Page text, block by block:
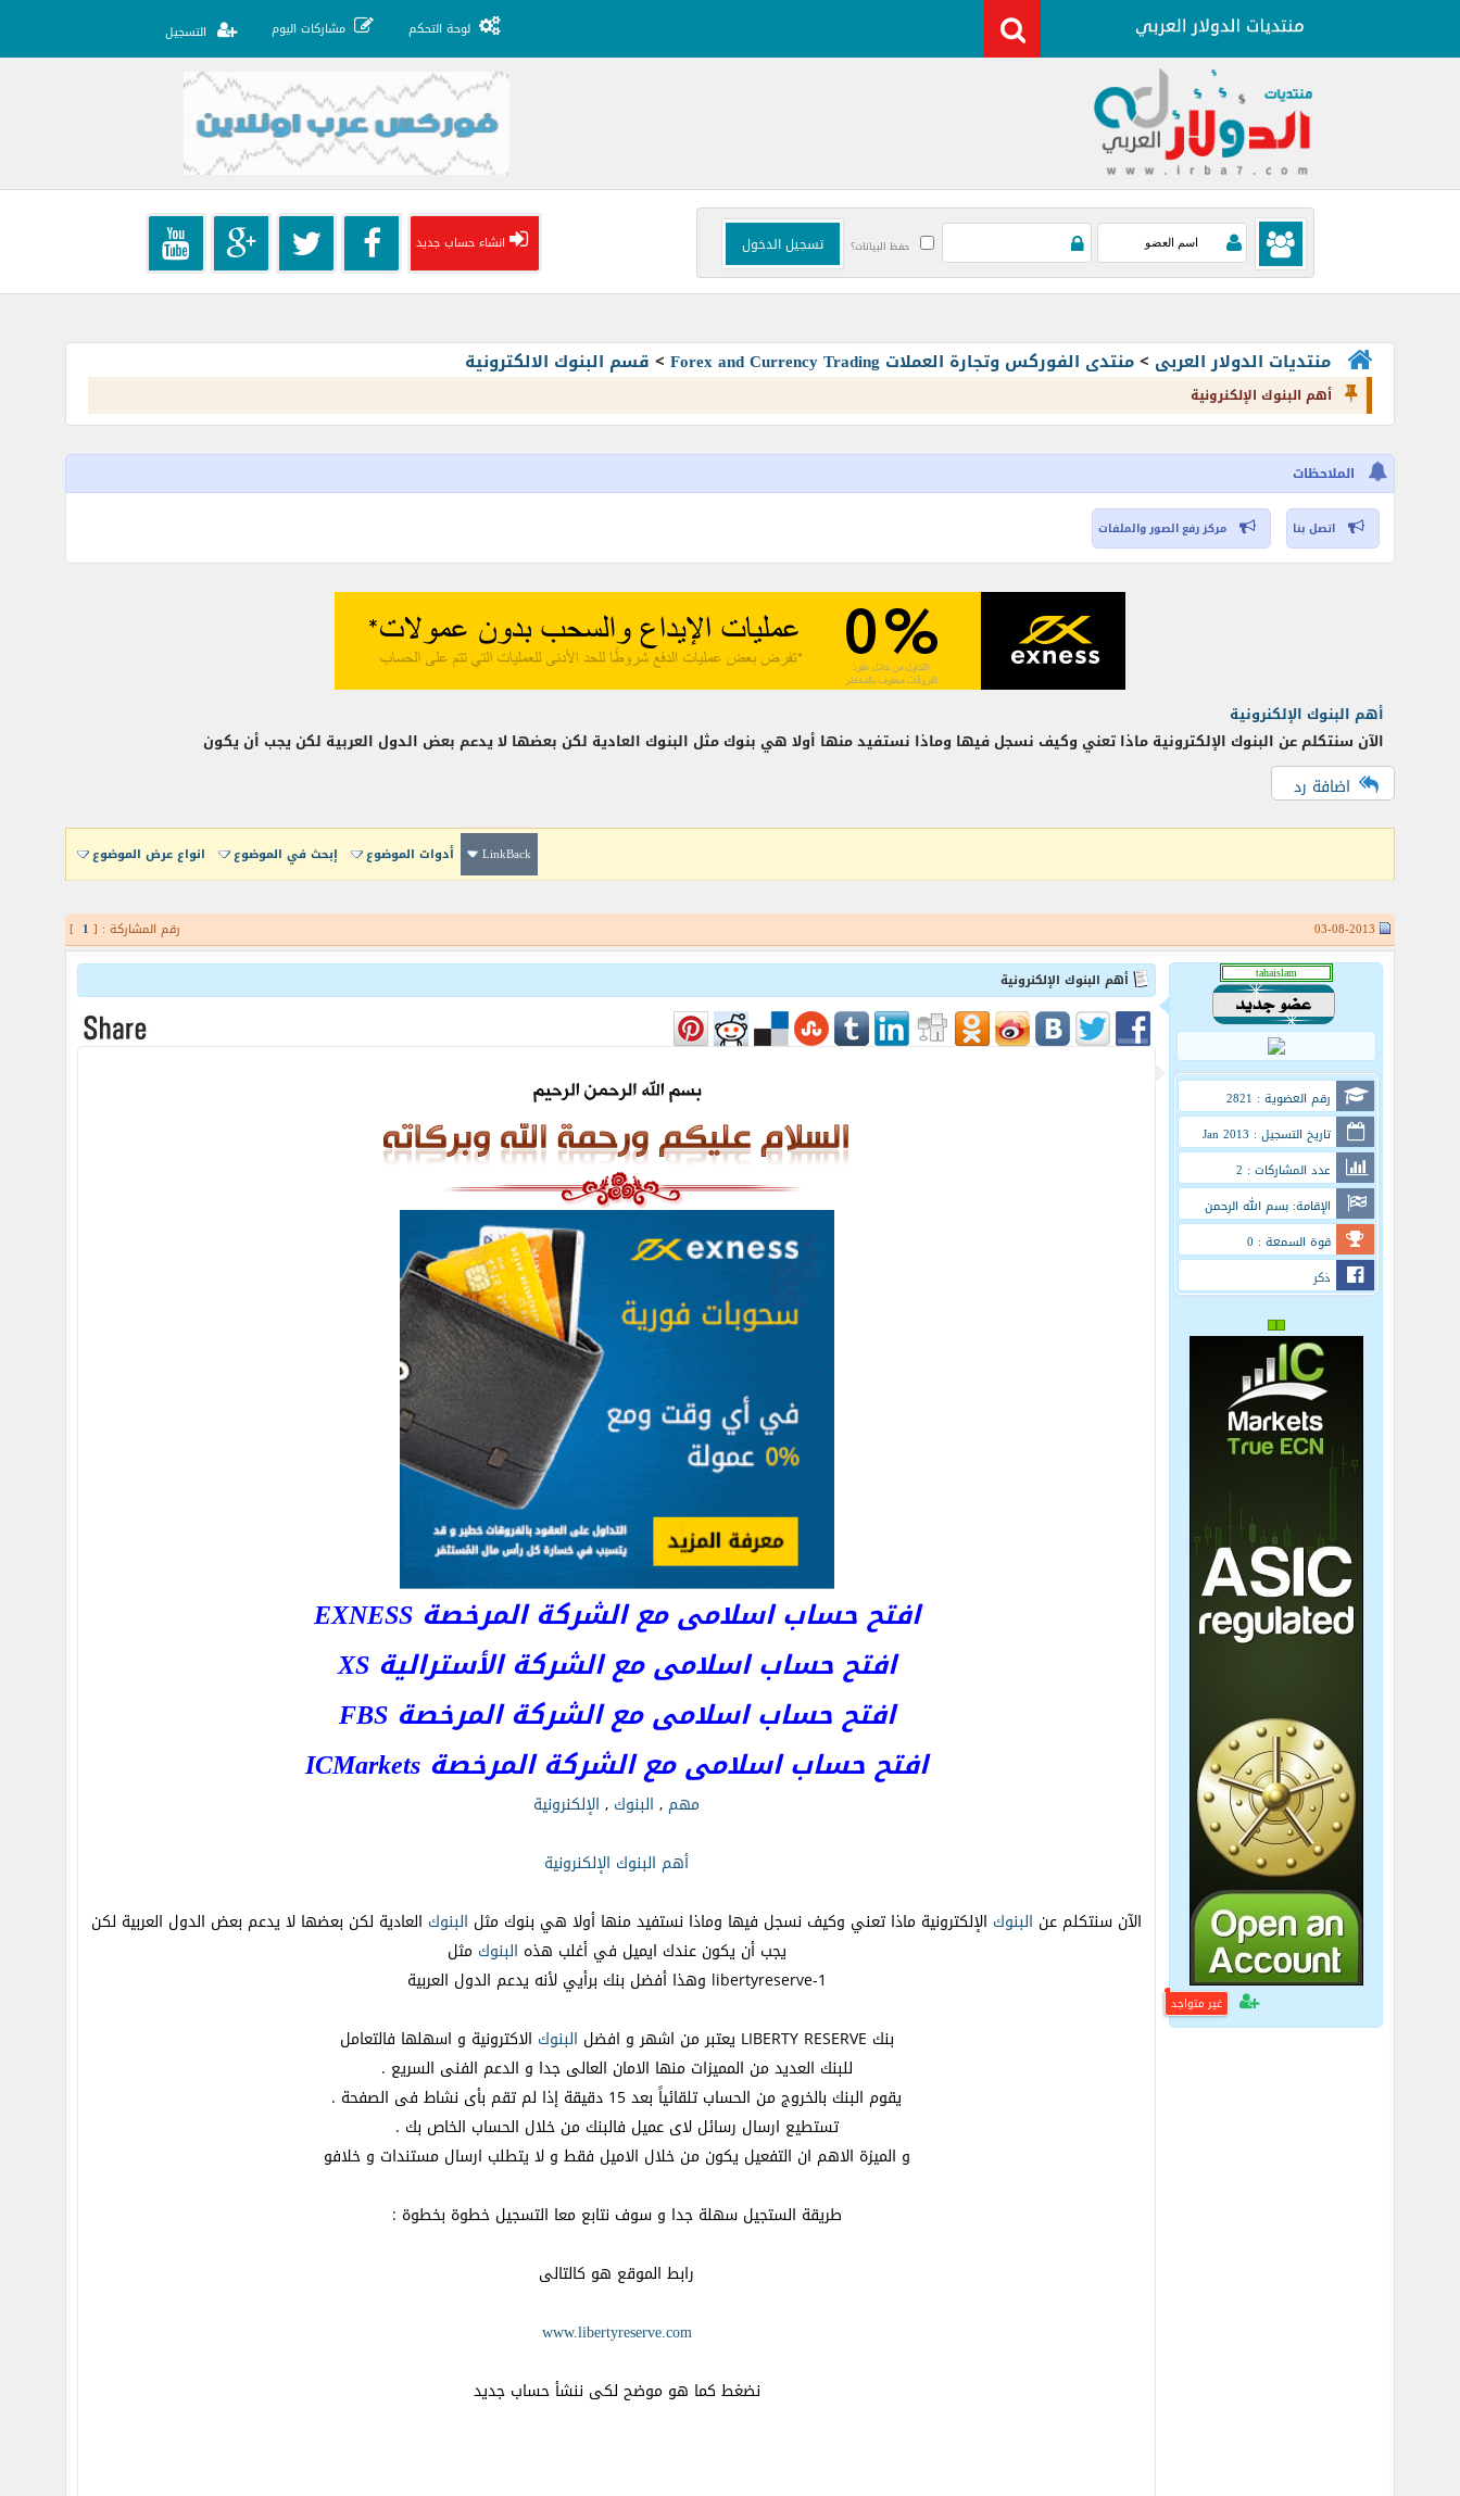
لوحة التحكم مشاركات اليوم التسجيل
حفظ البيانات؟ انشاء حساب جديد
منتديات الدولار العربى >منتدى الفوركس وتجارة العملات Forex and Currency Trading > قسم البنوك الالكترونية
أهم البنوك الإلكنرونية
الملاحظات
اتصل بنا مركز رفع الصور والملفات
أهم البنوك الإلكنرونية
الآن سنتكلم عن البنوك الإلكترونية ماذا تعني وكيف نسجل فيها وماذا نستفيد منها أولا هي بنوك مثل البنوك العادية لكن بعضها لا يدعم بعض الدول العربية لكن يجب أن يكون
اضافة رد
LinkBack أدوات الموضوع إبحث في الموضوع انواع عرض الموضوع
رقم المشاركة : [ 1
]
رقم العضوية : 2821
تاريخ التسجيل : Jan 2013
عدد المشاركات : 2
الإقامة: بسم الله الرحمن
الرحيم
قوة السمعة : 0
ذكر
غير متواجد
أهم البنوك الإلكنرونية
افتح حساب اسلامى مع الشركة المرخصة EXNESS
افتح حساب اسلامى مع الشركة الأسترالية XS
افتح حساب اسلامى مع الشركة المرخصة FBS
افتح حساب اسلامى مع الشركة المرخصة ICMarkets
مهم , البنوك , الإلكنرونية
أهم البنوك الإلكنرونية
الآن سنتكلم عن البنوك الإلكترونية ماذا تعني وكيف نسجل فيها وماذا نستفيد منها أولا هي بنوك مثل البنوك العادية لكن بعضها لا يدعم بعض الدول العربية لكن
يجب أن يكون عندك ايميل في أغلب هذه البنوك مثل
1-libertyreserve وهذا أفضل بنك برأيي لأنه يدعم الدول العربية
بنك LIBERTY RESERVE يعتبر من اشهر و افضل
البنوك الاكترونية و اسهلها فالتعامل
للبنك العديد من المميزات منها الامان العالى جدا و الدعم الفنى السريع .
يقوم البنك بالخروج من الحساب تلقائياً بعد 15 دقيقة إذا لم تقم بأى نشاط فى الصفحة .
تستطيع ارسال رسائل لاى عميل فالبنك من خلال الحساب الخاص بك .
و الميزة الاهم ان التفعيل يكون من خلال الاميل فقط و لا يتطلب ارسال مستندات و خلافو
طريقة الستجيل سهلة جدا و سوف نتابع معا التسجيل خطوة بخطوة :
رابط الموقع هو كالتالى
www.libertyreserve.com
نضغط كما هو موضح لكى ننشأ حساب جديد